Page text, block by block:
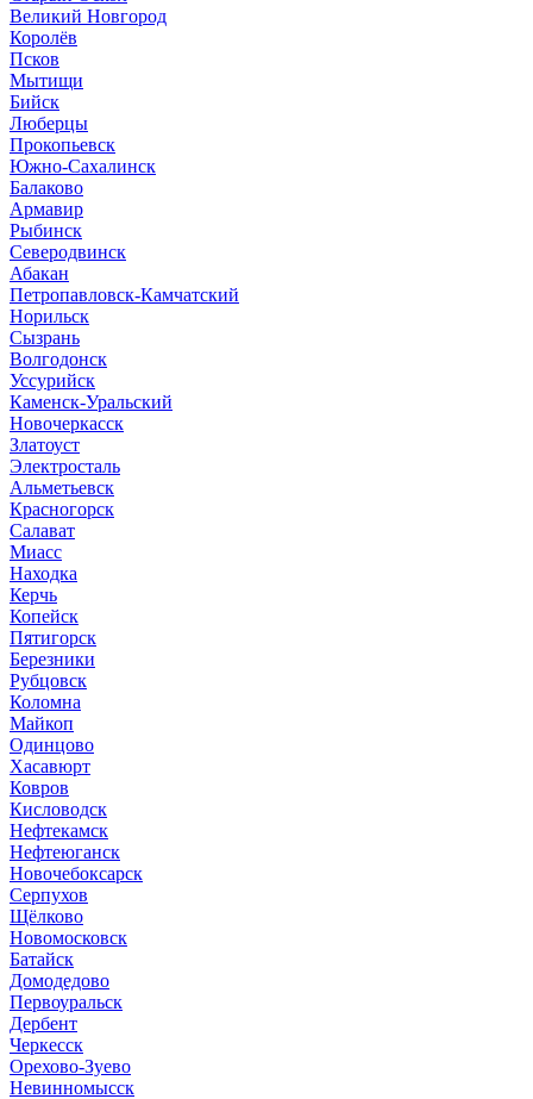
Великий Новгород
Королёв
Псков
Мытищи
Бийск
Люберцы
Прокопьевск
Южно-Сахалинск
Балаково
Армавир
Рыбинск
Северодвинск
Абакан
Петропавловск-Камчатский
Норильск
Сызрань
Волгодонск
Уссурийск
Каменск-Уральский
Новочеркасск
Златоуст
Электросталь
Альметьевск
Красногорск
Салават
Миасс
Находка
Керчь
Копейск
Пятигорск
Березники
Рубцовск
Коломна
Майкоп
Одинцово
Хасавюрт
Ковров
Кисловодск
Нефтекамск
Нефтеюганск
Новочебоксарск
Серпухов
Щёлково
Новомосковск
Батайск
Домодедово
Первоуральск
Дербент
Черкесск
Орехово-Зуево
Невинномысск